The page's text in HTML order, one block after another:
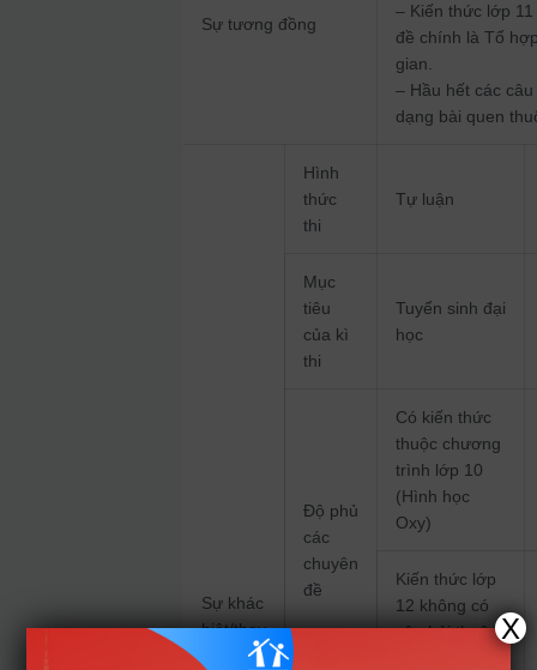
Sự tương đồng
– Kiến thức lớp
đề chính là Tổ
gian.
– Hầu hết các
dạng bài quen
Sự khác
biệt/thay
Hình
thức
thi
Tự luận
Mục
tiêu
của kì
thi
Tuyển sinh đại
học
Độ phủ
các
chuyên
đề
Có kiến thức
thuộc chương
trình lớp 10
(Hình học
Oxy)
Kiến thức lớp
12 không có
câu hỏi thuộcX